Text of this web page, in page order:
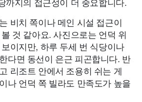
비치 쪽이나 메인 시설 접근이
것 같아요. 사진으로는 언덕 위
이지만, 하루 두세 번 식당이나
다면 동선이 은근 피곤합니다. 반
리조트 안에서 조용히 쉬는 게
나 언덕 쪽 빌라도 만족도가 높을